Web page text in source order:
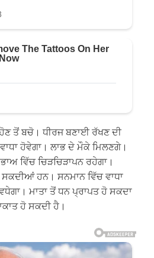
ਤੋਂ ਬਚੋ। ਧੀਰਜ ਬਣਾਈ ਰੱਖਣ ਦੀ
ਹੋਵੇਗਾ। ਲਾਭ ਦੇ ਮੌਕੇ ਮਿਲਣਗੇ।
ਵਿੱਚ ਚਿੜਚਿੜਾਪਨ ਰਹੇਗਾ।
ਹਨ। ਸਨਮਾਨ ਵਿੱਚ ਵਾਧਾ
ਮਾਤਾ ਤੋਂ ਧਨ ਪ੍ਰਾਪਤ ਹੋ ਸਕਦਾ
ਹੋ ਸਕਦੀ ਹੈ।